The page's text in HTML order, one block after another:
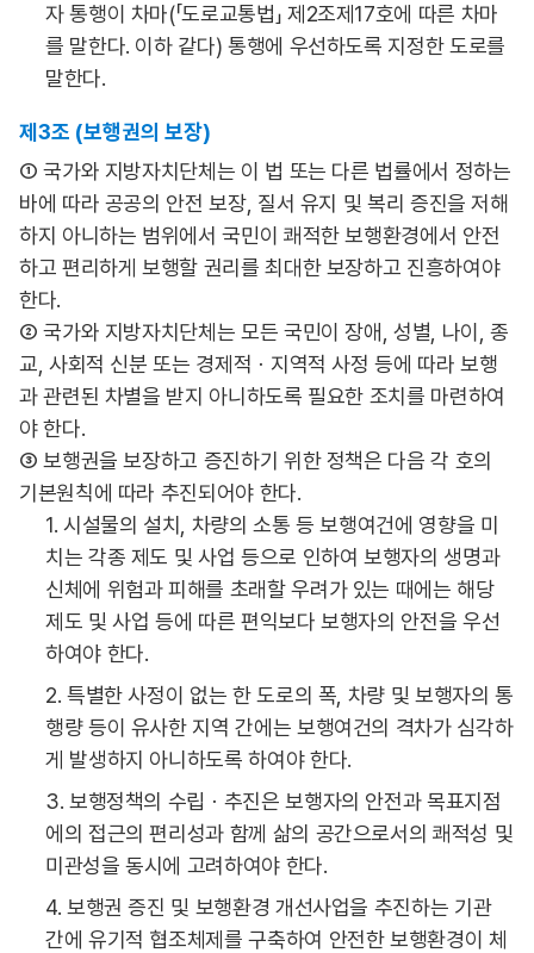
자 통행이 차마(「도로교통법」 제2조제17호에 따른 차마
를 말한다. 이하 같다) 통행에 우선하도록 지정한 도로를
말한다.
제3조 (보행권의 보장)
① 국가와 지방자치단체는 이 법 또는 다른 법률에서 정하는
바에 따라 공공의 안전 보장, 질서 유지 및 복리 증진을 저해
하지 아니하는 범위에서 국민이 쾌적한 보행환경에서 안전
하고 편리하게 보행할 권리를 최대한 보장하고 진흥하여야
한다.
② 국가와 지방자치단체는 모든 국민이 장애, 성별, 나이, 종
교, 사회적 신분 또는 경제적ㆍ지역적 사정 등에 따라 보행
과 관련된 차별을 받지 아니하도록 필요한 조치를 마련하여
야 한다.
③ 보행권을 보장하고 증진하기 위한 정책은 다음 각 호의
기본원칙에 따라 추진되어야 한다.
1. 시설물의 설치, 차량의 소통 등 보행여건에 영향을 미
치는 각종 제도 및 사업 등으로 인하여 보행자의 생명과
신체에 위험과 피해를 초래할 우려가 있는 때에는 해당
제도 및 사업 등에 따른 편익보다 보행자의 안전을 우선
하여야 한다.
2. 특별한 사정이 없는 한 도로의 폭, 차량 및 보행자의 통
행량 등이 유사한 지역 간에는 보행여건의 격차가 심각하
게 발생하지 아니하도록 하여야 한다.
3. 보행정책의 수립ㆍ추진은 보행자의 안전과 목표지점
에의 접근의 편리성과 함께 삶의 공간으로서의 쾌적성 및
미관성을 동시에 고려하여야 한다.
4. 보행권 증진 및 보행환경 개선사업을 추진하는 기관
간에 유기적 협조체제를 구축하여 안전한 보행환경이 체